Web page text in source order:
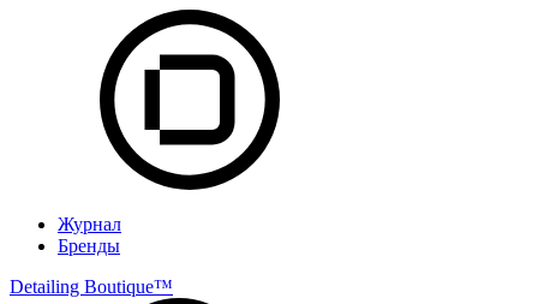
Журнал
Бренды
Detailing Boutique™️